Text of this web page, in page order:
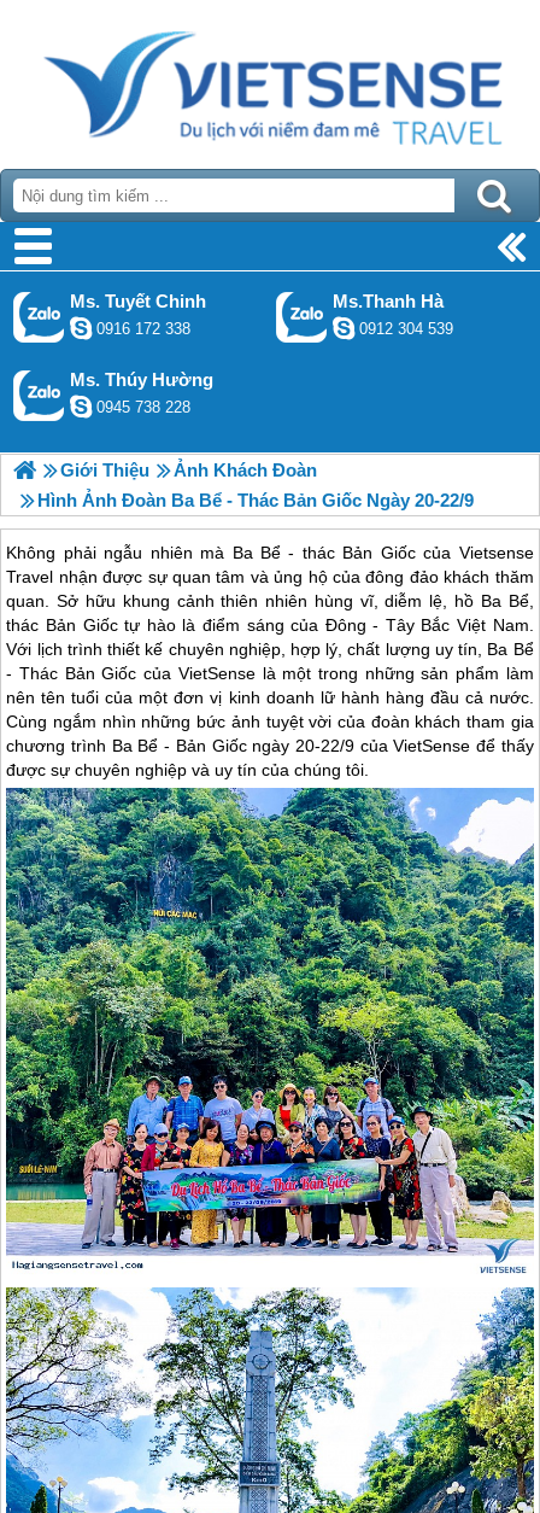
Ms. Tuyết Chinh
0916 172 338
Ms.Thanh Hà
0912 304 539
Ms. Thúy Hường
0945 738 228
Giới Thiệu
Ảnh Khách Đoàn
Hình Ảnh Đoàn Ba Bể - Thác Bản Giốc Ngày 20-22/9
Không phải ngẫu nhiên mà Ba Bể - thác Bản Giốc của Vietsense
Travel nhận được sự quan tâm và ủng hộ của đông đảo khách thăm
quan. Sở hữu khung cảnh thiên nhiên hùng vĩ, diễm lệ, hồ Ba Bể,
thác Bản Giốc tự hào là điểm sáng của Đông - Tây Bắc Việt Nam.
Với lịch trình thiết kế chuyên nghiệp, hợp lý, chất lượng uy tín, Ba Bể
- Thác Bản Giốc của VietSense là một trong những sản phẩm làm
nên tên tuổi của một đơn vị kinh doanh lữ hành hàng đầu cả nước.
Cùng ngắm nhìn những bức ảnh tuyệt vời của đoàn khách tham gia
chương trình Ba Bể - Bản Giốc ngày 20-22/9 của VietSense để thấy
được sự chuyên nghiệp và uy tín của chúng tôi.